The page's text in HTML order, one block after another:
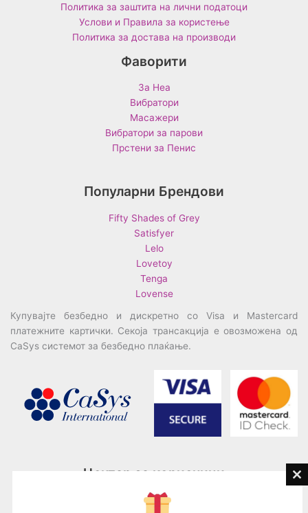
Политика за заштита на лични податоци
Услови и Правила за користење
Политика за достава на производи
Фаворити
За Неа
Вибратори
Масажери
Вибратори за парови
Прстени за Пенис
Популарни Брендови
Fifty Shades of Grey
Satisfyer
Lelo
Lovetoy
Tenga
Lovense
Купувајте безбедно и дискретно со Visa и Mastercard
платежните картички. Секоја трансакција е овозможена од
CaSys системот за безбедно плаќање.
Центар за корисници
076945497; 076945498